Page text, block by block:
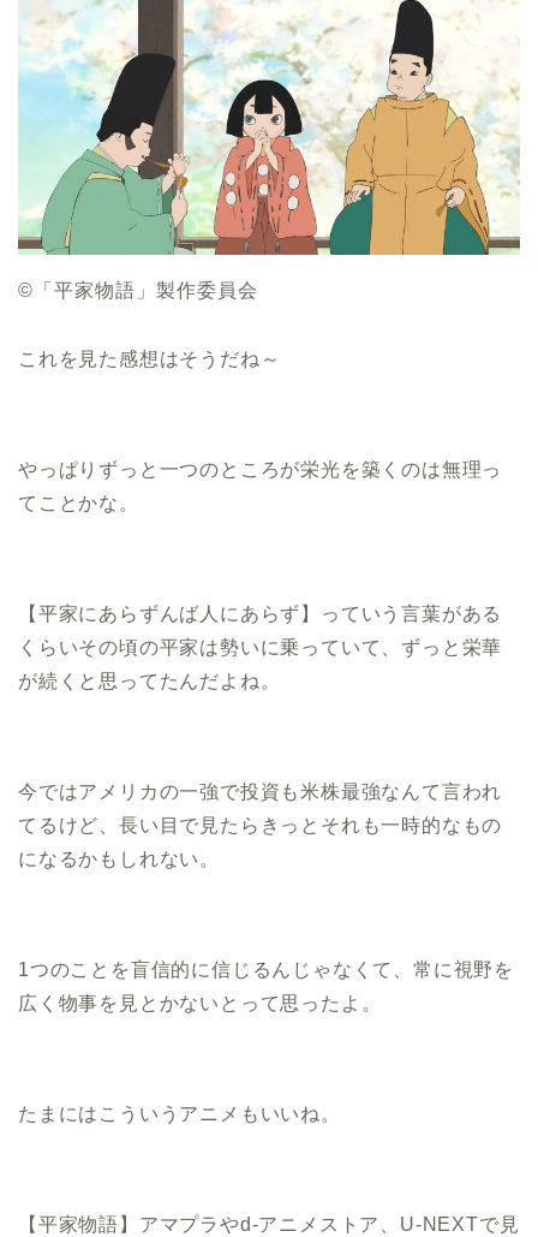
©️「平家物語」製作委員会
これを見た感想はそうだね～
やっぱりずっと一つのところが栄光を築くのは無理っ
てことかな。
【平家にあらずんば人にあらず】っていう言葉がある
くらいその頃の平家は勢いに乗っていて、ずっと栄華
が続くと思ってたんだよね。
今ではアメリカの一強で投資も米株最強なんて言われ
てるけど、長い目で見たらきっとそれも一時的なもの
になるかもしれない。
1つのことを盲信的に信じるんじゃなくて、常に視野を
広く物事を見とかないとって思ったよ。
たまにはこういうアニメもいいね。
【平家物語】アマプラやd‐アニメストア、U-NEXTで見